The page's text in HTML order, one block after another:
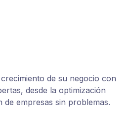
de su negocio con
desde la optimización
empresas sin problemas.